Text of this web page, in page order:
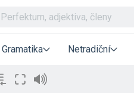
Gramatika Netradiční